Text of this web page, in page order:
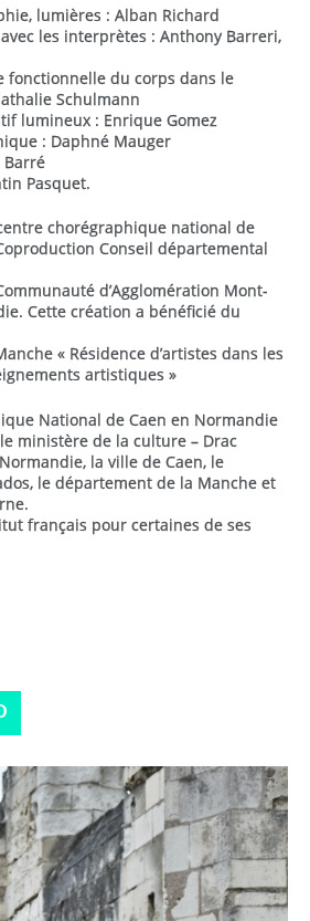
lumières : Alban Richard
les interprètes : Anthony Barreri,
fonctionnelle du corps dans le
Schulmann
lumineux : Enrique Gomez
: Daphné Mauger
Barré
Pasquet.
chorégraphique national de
Conseil départemental
d’Agglomération Mont-
Cette création a bénéficié du
« Résidence d’artistes dans les
artistiques »
National de Caen en Normandie
ministère de la culture – Drac
la ville de Caen, le
le département de la Manche et
français pour certaines de ses